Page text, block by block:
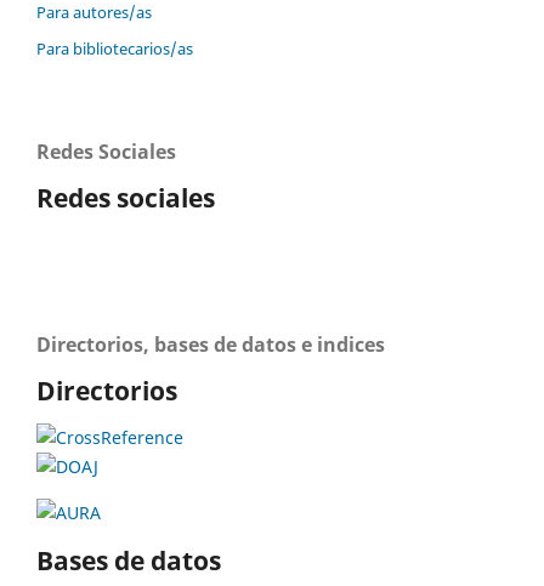
Para autores/as
Para bibliotecarios/as
Redes Sociales
Redes sociales
Directorios, bases de datos e indices
Directorios
Bases de datos